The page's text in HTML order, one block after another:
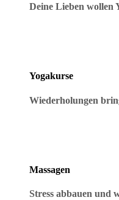
Deine Lieben wollen
Yogakurse
Wiederholungen
Massagen
Stress abbauen und